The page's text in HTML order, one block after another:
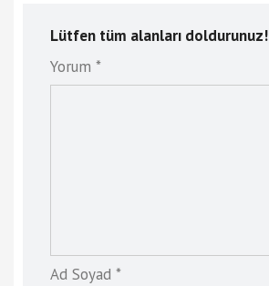
Lütfen tüm alanları doldurunuz!
Yorum *
Ad Soyad *